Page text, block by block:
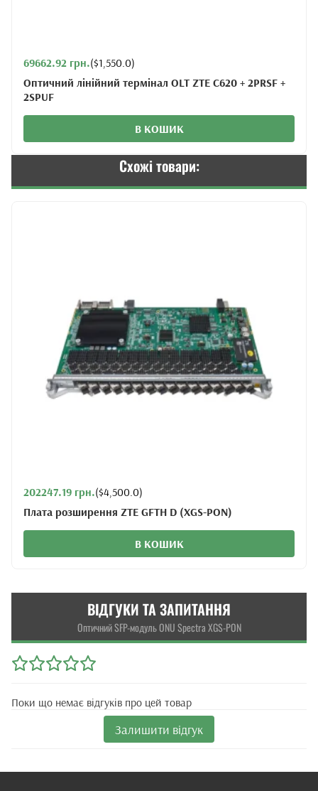
69662.92 грн.($1,550.0)
Оптичний лінійний термінал OLT ZTE C620 + 2PRSF +
2SPUF
В КОШИК
Схожі товари:
202247.19 грн.($4,500.0)
Плата розширення ZTE GFTH D (XGS-PON)
В КОШИК
ВІДГУКИ ТА ЗАПИТАННЯ
Оптичний SFP-модуль ONU Spectra XGS-PON
Поки що немає відгуків про цей товар
Залишити відгук